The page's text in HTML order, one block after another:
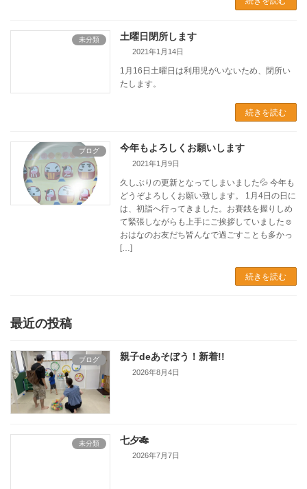
未分類 土曜日閉所します
2021年1月14日
1月16日土曜日は利用児がいないため、閉所い
たします。
続きを読む
ブログ 今年もよろしくお願いします
2021年1月9日
久しぶりの更新となってしまいました💦 今年も
どうぞよろしくお願い致します。 1月4日の日に
は、初詣へ行ってきました。お賽銭を握りしめ
て緊張しながらも上手にご挨拶していました☺️
おはなのお友だち皆んなで過ごすことも多かっ
[…]
続きを読む
最近の投稿
ブログ 親子deあそぼう！新着!!
2026年8月4日
未分類 七夕🎋
2026年7月7日